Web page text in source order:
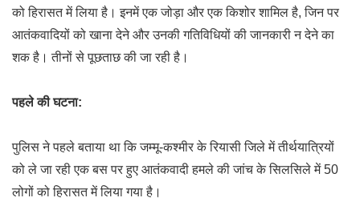
को हिरासत में लिया है। इनमें एक जोड़ा और एक किशोर शामिल है, जिन पर
आतंकवादियों को खाना देने और उनकी गतिविधियों की जानकारी न देने का
शक है। तीनों से पूछताछ की जा रही है।
पहले की घटना:
पुलिस ने पहले बताया था कि जम्मू-कश्मीर के रियासी जिले में तीर्थयात्रियों
को ले जा रही एक बस पर हुए आतंकवादी हमले की जांच के सिलसिले में 50
लोगों को हिरासत में लिया गया है।